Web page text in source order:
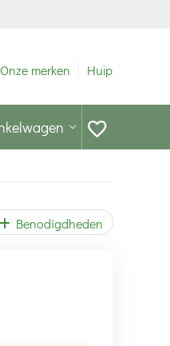
Onze merken Hulp
Benodigdheden